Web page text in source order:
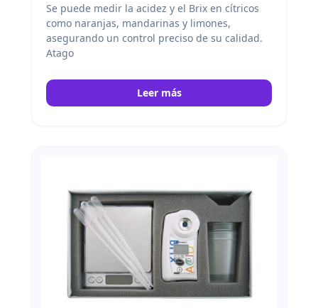
Se puede medir la acidez y el Brix en cítricos
como naranjas, mandarinas y limones,
asegurando un control preciso de su calidad.
Atago
Leer más